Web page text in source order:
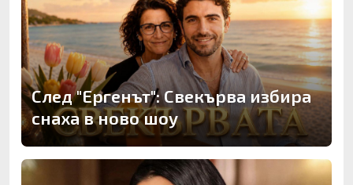
След "Ергенът": Свекърва избира
снаха в ново шоу